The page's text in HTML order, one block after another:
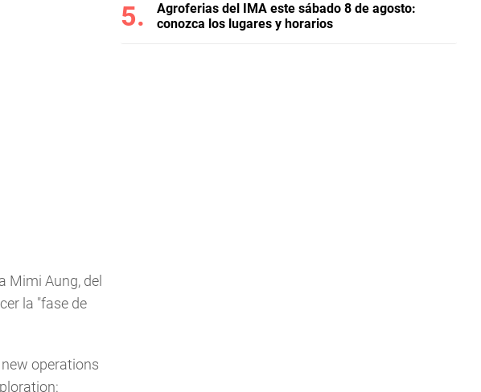
Mimi Aung, del
la "fase de
operations
Agroferias del IMA este sábado 8 de agosto:
conozca los lugares y horarios